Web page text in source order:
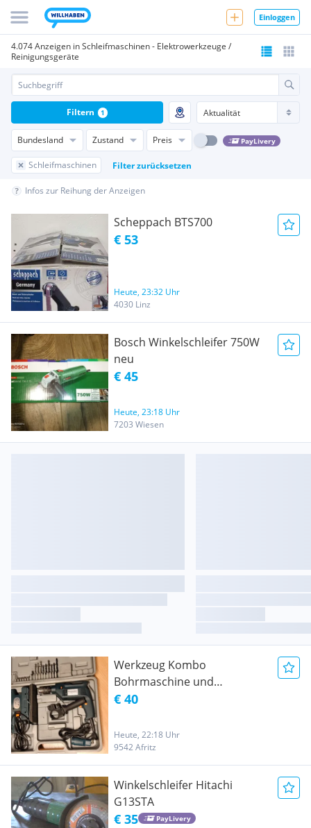
Einloggen
4.074 Anzeigen in Schleifmaschinen - Elektrowerkzeuge /
Reinigungsgeräte
Bundesland Zustand Preis PayLivery
Schleifmaschinen Filter zurücksetzen
Filtern 1
Infos zur Reihung der Anzeigen
Scheppach BTS700
€ 53
Heute, 23:32 Uhr
4030 Linz
Bosch Winkelschleifer 750W
neu
€ 45
Heute, 23:18 Uhr
7203 Wiesen
Werkzeug Kombo
Bohrmaschine und
Schwingschleifer 220V
€ 40
Heute, 22:18 Uhr
9542 Afritz
Winkelschleifer Hitachi
G13STA
€ 35 PayLivery